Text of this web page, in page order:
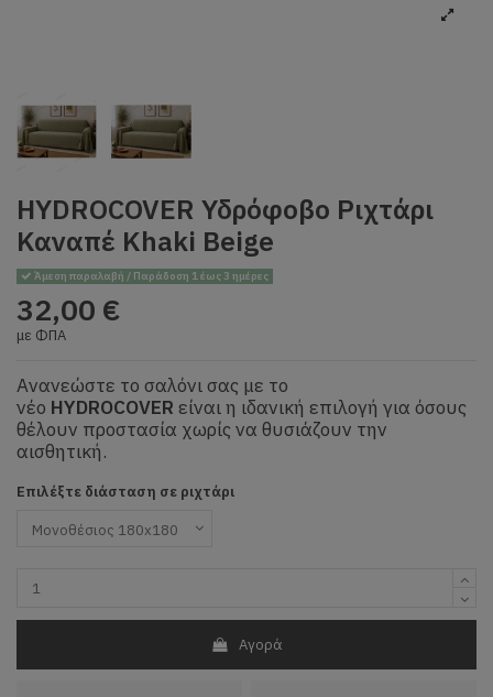
HYDROCOVER Υδρόφοβο Ριχτάρι
Καναπέ Khaki Beige
Άμεση παραλαβή / Παράδοση 1 έως 3 ημέρες
32,00 €
με ΦΠΑ
Ανανεώστε το σαλόνι σας με το
νέο HYDROCOVER είναι η ιδανική επιλογή για όσους
θέλουν προστασία χωρίς να θυσιάζουν την
αισθητική.
Επιλέξτε διάσταση σε ριχτάρι
Αγορά